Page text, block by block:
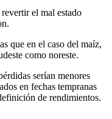
el mal estado
que en el caso del maíz,
como noreste.
serían menores
en fechas tempranas
de rendimientos.